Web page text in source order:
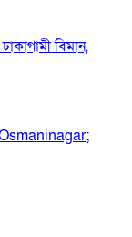
বিমান,